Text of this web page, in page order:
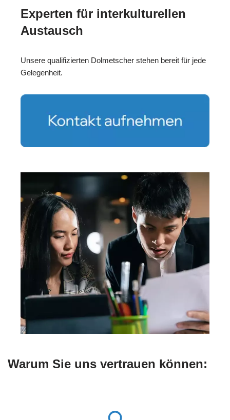
Experten für interkulturellen
Austausch
Unsere qualifizierten Dolmetscher stehen bereit für jede
Gelegenheit.
Warum Sie uns vertrauen können: